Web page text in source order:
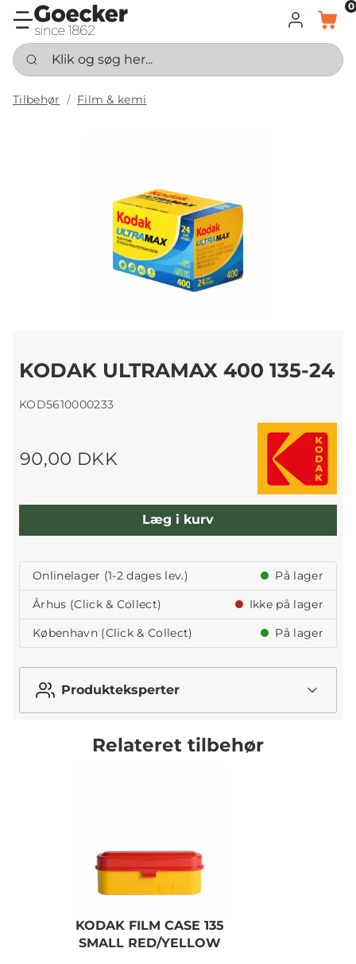
LOG INDKURV
0
Klik og søg her...
Tilbehør Film & kemi
KODAK ULTRAMAX 400 135-24
KOD5610000233
90,00 DKK
Læg i kurv
Onlinelager (1-2 dages lev.)
På lager
Århus (Click & Collect)
Ikke på lager
København (Click & Collect)
På lager
Produkteksperter
Relateret tilbehør
KODAK FILM CASE 135
SMALL RED/YELLOW